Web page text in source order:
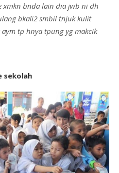
xmkn bnda lain dia jwb ni dh
bkali2 smbil tnjuk kulit
tp hnya tpung yg makcik
sekolah